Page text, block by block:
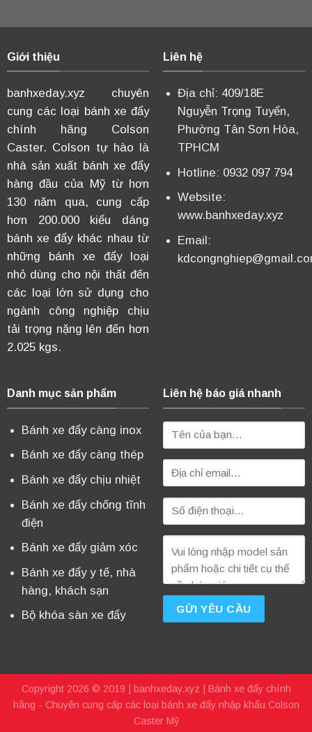
Giới thiệu
banhxeday.xyz chuyên
cung các loại bánh xe đẩy
chính hãng Colson
Caster. Colson tự hào là
nhà sản xuất bánh xe đẩy
hàng đầu của Mỹ từ hơn
130 năm qua, cung cấp
hơn 200.000 kiểu dáng
bánh xe đẩy khác nhau từ
những bánh xe đẩy loại
nhỏ dùng cho nội thất đến
các loại lớn sử dụng cho
ngành công nghiệp chịu
tải trọng nặng lên đến hơn
2.025 kgs.
Liên hệ
Địa chỉ: 409/18E
Nguyễn Trọng Tuyển,
Phường Tân Sơn Hòa,
TPHCM
Hotline: 0932 097 794
Website:
www.banhxeday.xyz
Email:
Danh mục sản phẩm
Bánh xe đẩy càng inox
Bánh xe đẩy càng thép
Bánh xe đẩy chịu nhiệt
Bánh xe đẩy chống tĩnh
điện
Bánh xe đẩy giảm xóc
Bánh xe đẩy y tế, nhà
hàng, khách sạn
Bộ khóa sàn xe đẩy
Liên hệ báo giá nhanh
Copyright 2026 © 2019 | banhxeday.xyz | Bánh xe đẩy chính
hãng - Chuyên cung cấp các loại bánh xe đẩy nhập khẩu Colson
Caster Mỹ